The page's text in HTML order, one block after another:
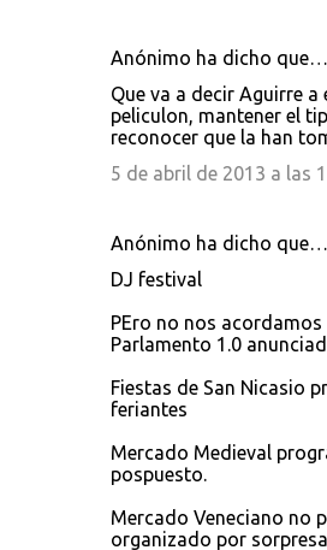
Anónimo ha dicho que…
Que va a decir Aguirre
peliculon, mantener el
reconocer que la han
5 de abril de 2013 a las
Anónimo ha dicho que…
DJ festival
PEro no nos acordamos
Parlamento 1.0
Fiestas de San Nicasio
feriantes
Mercado Medieval
pospuesto.
Mercado Veneciano no
organizado por